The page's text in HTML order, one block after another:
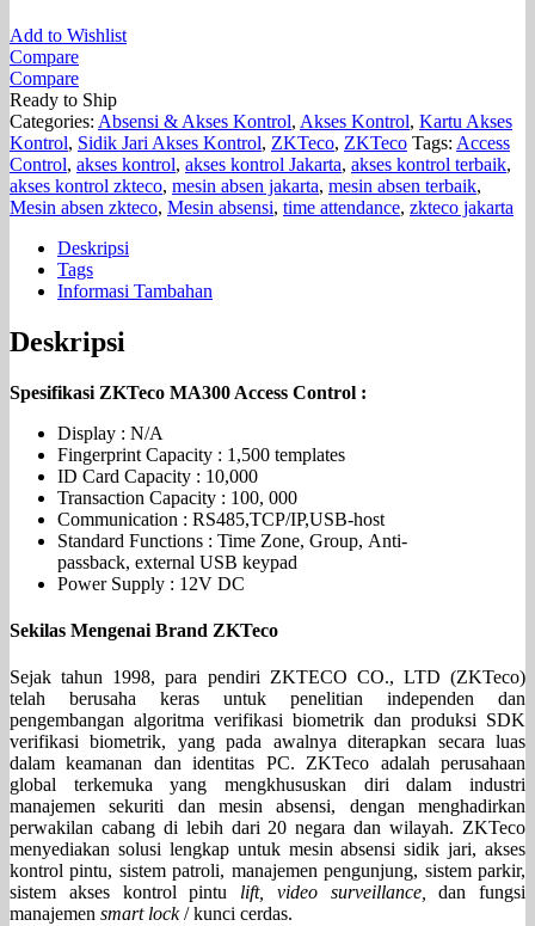
Add to Wishlist
Compare
Compare
Ready to Ship
Categories: Absensi & Akses Kontrol, Akses Kontrol, Kartu Akses
Kontrol, Sidik Jari Akses Kontrol, ZKTeco, ZKTeco Tags: Access
Control, akses kontrol, akses kontrol Jakarta, akses kontrol terbaik,
akses kontrol zkteco, mesin absen jakarta, mesin absen terbaik,
Mesin absen zkteco, Mesin absensi, time attendance, zkteco jakarta
Deskripsi
Tags
Informasi Tambahan
Deskripsi
Spesifikasi ZKTeco MA300 Access Control :
Display : N/A
Fingerprint Capacity : 1,500 templates
ID Card Capacity : 10,000
Transaction Capacity : 100, 000
Communication : RS485,TCP/IP,USB-host
Standard Functions : Time Zone, Group, Anti-
passback, external USB keypad
Power Supply : 12V DC
Sekilas Mengenai Brand ZKTeco
Sejak tahun 1998, para pendiri ZKTECO CO., LTD (ZKTeco)
telah berusaha keras untuk penelitian independen dan
pengembangan algoritma verifikasi biometrik dan produksi SDK
verifikasi biometrik, yang pada awalnya diterapkan secara luas
dalam keamanan dan identitas PC. ZKTeco adalah perusahaan
global terkemuka yang mengkhususkan diri dalam industri
manajemen sekuriti dan mesin absensi, dengan menghadirkan
perwakilan cabang di lebih dari 20 negara dan wilayah. ZKTeco
menyediakan solusi lengkap untuk mesin absensi sidik jari, akses
kontrol pintu, sistem patroli, manajemen pengunjung, sistem parkir,
sistem akses kontrol pintu lift, video surveillance,
dan fungsi
manajemen smart lock/ kunci cerdas.